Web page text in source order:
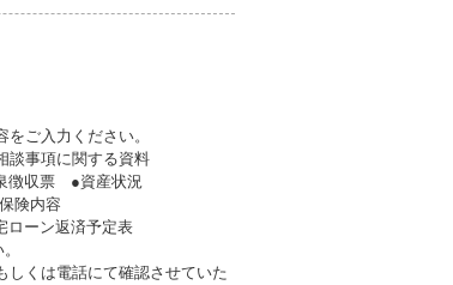
ご入力ください。
談事項に関する資料
収票 ●資産状況
険内容
ーン返済予定表
くは電話にて確認させていた